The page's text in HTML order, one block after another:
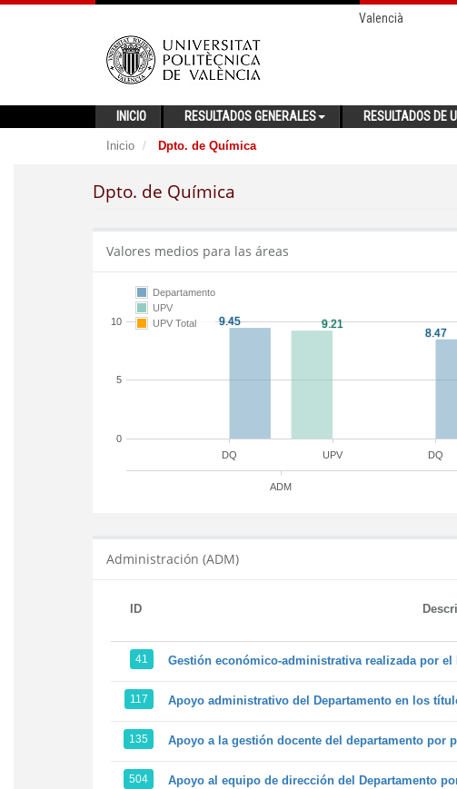
Valencià
INICIO RESULTADOS GENERALES RESULTADOS DE
Inicio Dpto. de Química
Dpto. de Química
Valores medios para las áreas
DQ DQ
UPV
ADM
0
5
10
Departamento
UPV
UPV Total
Administración (ADM)
ID
41 Gestión económico-administrativa realizada por el
117 Apoyo administrativo del Departamento en los
135 Apoyo a la gestión docente del departamento por
504 Apoyo al equipo de dirección del Departamento